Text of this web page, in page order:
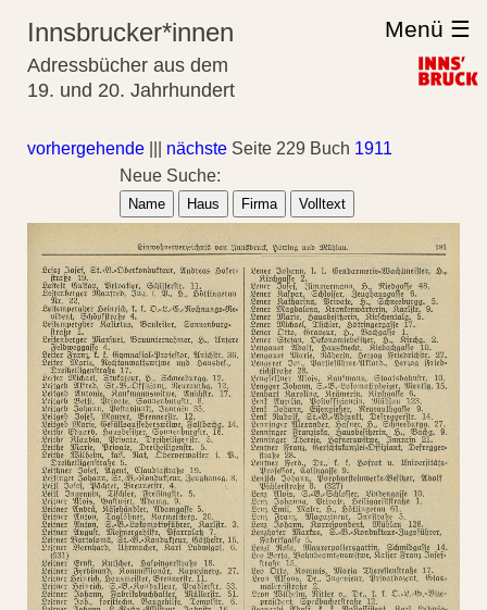
Innsbrucker*innen
Adressbücher aus dem
19. und 20. Jahrhundert
Menü ☰
vorhergehende nächste Seite 229 Buch 1911
Neue Suche:
Name Haus Firma Volltext